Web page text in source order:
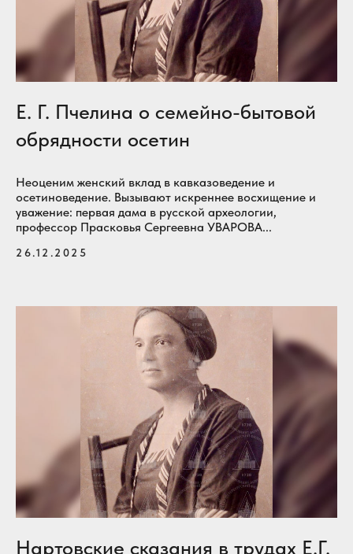
Е. Г. Пчелина о семейно-бытовой
обрядности осетин
Неоценим женский вклад в кавказоведение и
осетиноведение. Вызывают искреннее восхищение и
уважение: первая дама в русской археологии,
профессор Прасковья Сергеевна УВАРОВА...
26.12.2025
Нартовские сказания в трудах Е.Г.